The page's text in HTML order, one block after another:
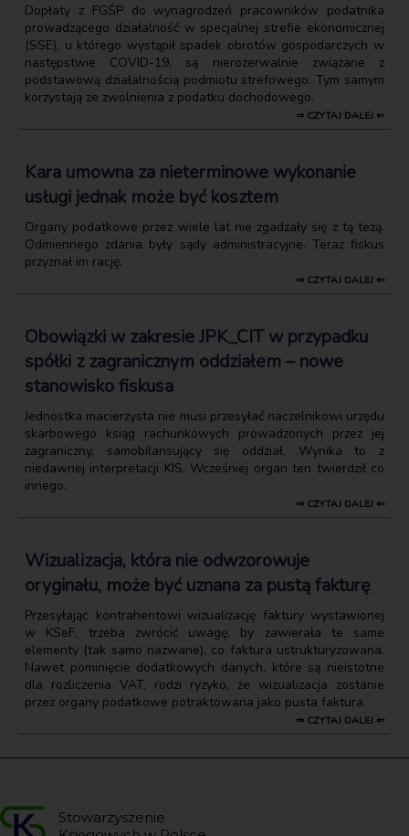
Dopłaty z FGŚP do wynagrodzeń pracowników podatnika
prowadzącego działalność w specjalnej strefie ekonomicznej
(SSE), u którego wystąpił spadek obrotów gospodarczych w
następstwie COVID-19, są nierozerwalnie związane z
podstawową działalnością podmiotu strefowego. Tym samym
korzystają ze zwolnienia z podatku dochodowego.
⇒ CZYTAJ DALEJ ⇐
Kara umowna za nieterminowe wykonanie
usługi jednak może być kosztem
Organy podatkowe przez wiele lat nie zgadzały się z tą tezą.
Odmiennego zdania były sądy administracyjne. Teraz fiskus
przyznał im rację.
⇒ CZYTAJ DALEJ ⇐
Obowiązki w zakresie JPK_CIT w przypadku
spółki z zagranicznym oddziałem – nowe
stanowisko fiskusa
Jednostka macierzysta nie musi przesyłać naczelnikowi urzędu
skarbowego ksiąg rachunkowych prowadzonych przez jej
zagraniczny, samobilansujący się oddział. Wynika to z
niedawnej interpretacji KIS. Wcześniej organ ten twierdził co
innego.
⇒ CZYTAJ DALEJ ⇐
Wizualizacja, która nie odwzorowuje
oryginału, może być uznana za pustą fakturę
Przesyłając kontrahentowi wizualizację faktury wystawionej
w KSeF, trzeba zwrócić uwagę, by zawierała te same
elementy (tak samo nazwane), co faktura ustrukturyzowana.
Nawet pominięcie dodatkowych danych, które są nieistotne
dla rozliczenia VAT, rodzi ryzyko, że wizualizacja zostanie
przez organy podatkowe potraktowana jako pusta faktura.
⇒ CZYTAJ DALEJ ⇐
Stowarzyszenie